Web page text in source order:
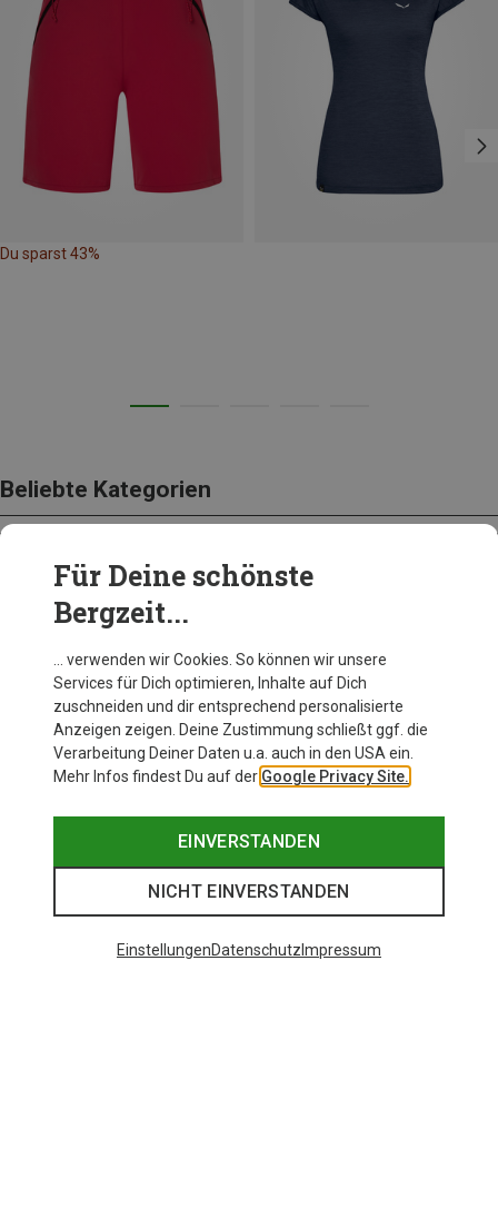
Du sparst 43%
Beliebte Kategorien
BEKLEIDUNG
Für Deine schönste
Bergzeit...
… verwenden wir Cookies. So können wir unsere
Services für Dich optimieren, Inhalte auf Dich
zuschneiden und dir entsprechend personalisierte
Anzeigen zeigen. Deine Zustimmung schließt ggf. die
Verarbeitung Deiner Daten u.a. auch in den USA ein.
Mehr Infos findest Du auf der Google Privacy Site.
EINVERSTANDEN
NICHT EINVERSTANDEN
EinstellungenDatenschutz Impressum